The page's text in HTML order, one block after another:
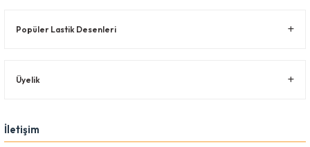
Popüler Lastik Desenleri
Üyelik
İletişim